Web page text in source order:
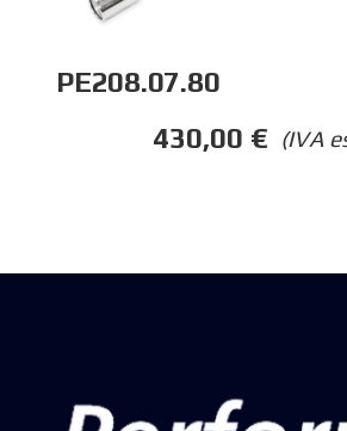
PE208.07.80
(IVA
430,00 €